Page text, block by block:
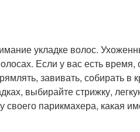
укладке волос.
Если у вас есть
завивать, собирать
выбирайте стрижку,
своего парикмахера, какая